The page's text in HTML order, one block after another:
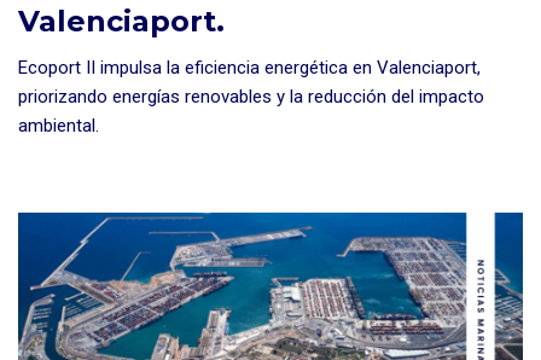
Valenciaport.
Ecoport II impulsa la eficiencia energética en Valenciaport,
priorizando energías renovables y la reducción del impacto
ambiental.